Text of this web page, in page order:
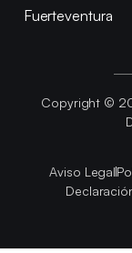
Fuerteventura
Copyright ©
Aviso Legal